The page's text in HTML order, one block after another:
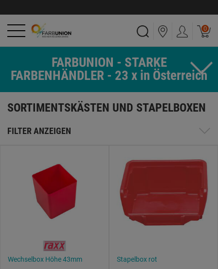
0
FARBUNION - STARKE
FARBENHÄNDLER - 23 x in Österreich
SORTIMENTSKÄSTEN UND STAPELBOXEN
FILTER ANZEIGEN
Wechselbox Höhe 43mm Stapelbox rot